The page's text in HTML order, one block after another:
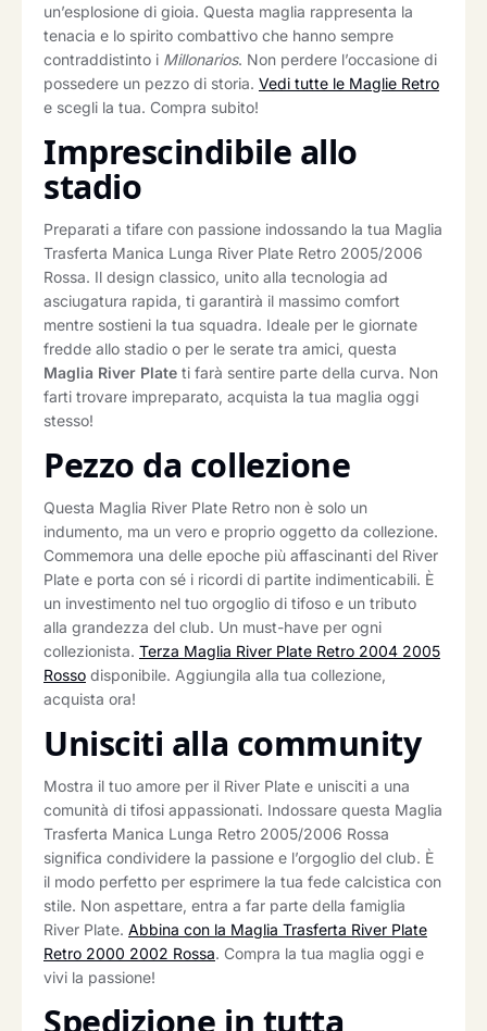
un’esplosione di gioia. Questa maglia rappresenta la
tenacia e lo spirito combattivo che hanno sempre
contraddistinto i Millonarios. Non perdere l’occasione di
possedere un pezzo di storia. Vedi tutte le Maglie Retro
e scegli la tua. Compra subito!
Imprescindibile allo
stadio
Preparati a tifare con passione indossando la tua Maglia
Trasferta Manica Lunga River Plate Retro 2005/2006
Rossa. Il design classico, unito alla tecnologia ad
asciugatura rapida, ti garantirà il massimo comfort
mentre sostieni la tua squadra. Ideale per le giornate
fredde allo stadio o per le serate tra amici, questa
Maglia River Plate ti farà sentire parte della curva. Non
farti trovare impreparato, acquista la tua maglia oggi
stesso!
Pezzo da collezione
Questa Maglia River Plate Retro non è solo un
indumento, ma un vero e proprio oggetto da collezione.
Commemora una delle epoche più affascinanti del River
Plate e porta con sé i ricordi di partite indimenticabili. È
un investimento nel tuo orgoglio di tifoso e un tributo
alla grandezza del club. Un must-have per ogni
collezionista. Terza Maglia River Plate Retro 2004 2005
Rosso disponibile. Aggiungila alla tua collezione,
acquista ora!
Unisciti alla community
Mostra il tuo amore per il River Plate e unisciti a una
comunità di tifosi appassionati. Indossare questa Maglia
Trasferta Manica Lunga Retro 2005/2006 Rossa
significa condividere la passione e l’orgoglio del club. È
il modo perfetto per esprimere la tua fede calcistica con
stile. Non aspettare, entra a far parte della famiglia
River Plate. Abbina con la Maglia Trasferta River Plate
Retro 2000 2002 Rossa. Compra la tua maglia oggi e
vivi la passione!